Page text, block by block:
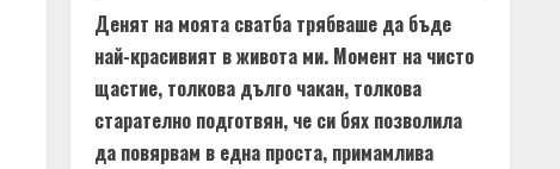
Денят на моята сватба трябваше да бъде
най-красивият в живота ми. Момент на чисто
щастие, толкова дълго чакан, толкова
старателно подготвян, че си бях позволила
да повярвам в една проста, примамлива